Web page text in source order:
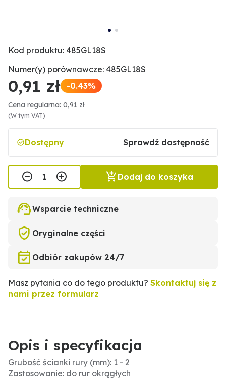
Kod produktu: 485GL18S
Numer(y) porównawcze: 485GL18S
0,91 zł -0.43%
Cena regularna: 0,91 zł
(W tym VAT)
Dostępny Sprawdź dostępność
Dodaj do koszyka
Wsparcie techniczne
Oryginalne części
Odbiór zakupów 24/7
Masz pytania co do tego produktu? Skontaktuj się z
nami przez formularz
Opis i specyfikacja
Grubość ścianki rury (mm): 1 - 2
Zastosowanie: do rur okrągłych